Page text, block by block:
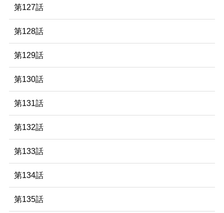
第127話
第128話
第129話
第130話
第131話
第132話
第133話
第134話
第135話